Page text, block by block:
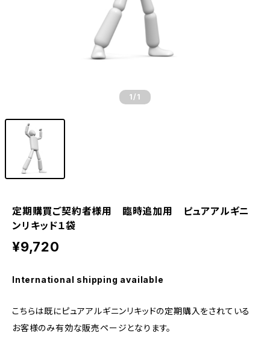
1 /1
定期購買ご契約者様用 臨時追加用 ピュアアルギニ
ンリキッド１袋
¥9,720
International shipping available
こちらは既にピュアアルギニンリキッドの定期購入をされている
お客様のみ有効な販売ページとなります。